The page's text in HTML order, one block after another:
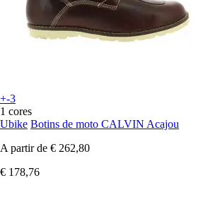
+-3
1 cores
Ubike Botins de moto CALVIN Acajou
A partir de € 262,80
€ 178,76